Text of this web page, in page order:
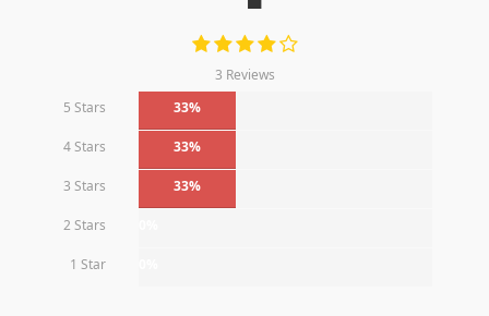
3 Reviews
5 Stars
33%
4 Stars 33%
3 Stars 33%
2 Stars
1 Star